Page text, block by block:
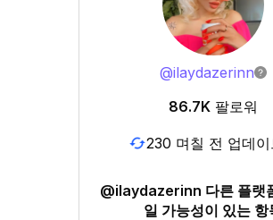
@ilaydazerinn
86.7K 팔로워
230 며칠 전 업데이
@ilaydazerinn 다른 플랫
일 가능성이 있는 항